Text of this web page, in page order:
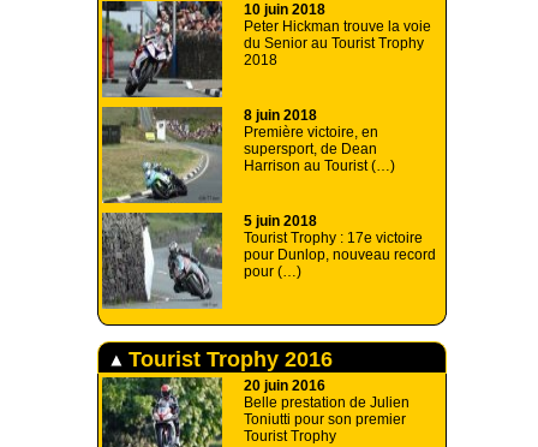
10 juin 2018
Peter Hickman trouve la voie
du Senior au Tourist Trophy
2018
8 juin 2018
Première victoire, en
supersport, de Dean
Harrison au Tourist (…)
5 juin 2018
Tourist Trophy : 17e victoire
pour Dunlop, nouveau record
pour (…)
Tourist Trophy 2016
20 juin 2016
Belle prestation de Julien
Toniutti pour son premier
Tourist Trophy